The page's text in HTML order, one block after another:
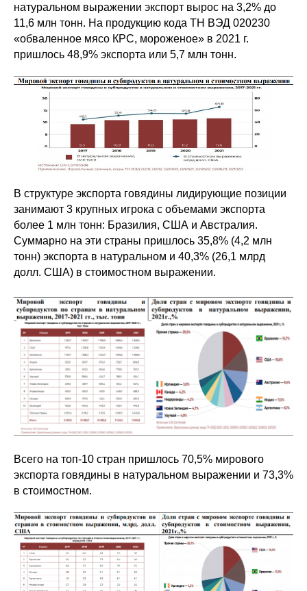
натуральном выражении экспорт вырос на 3,2% до
11,6 млн тонн. На продукцию кода ТН ВЭД 020230
«обваленное мясо КРС, мороженое» в 2021 г.
пришлось 48,9% экспорта или 5,7 млн тонн.
В структуре экспорта говядины лидирующие позиции
занимают 3 крупных игрока с объемами экспорта
более 1 млн тонн: Бразилия, США и Австралия.
Суммарно на эти страны пришлось 35,8% (4,2 млн
тонн) экспорта в натуральном и 40,3% (26,1 млрд
долл. США) в стоимостном выражении.
Всего на топ-10 стран пришлось 70,5% мирового
экспорта говядины в натуральном выражении и 73,3%
в стоимостном.